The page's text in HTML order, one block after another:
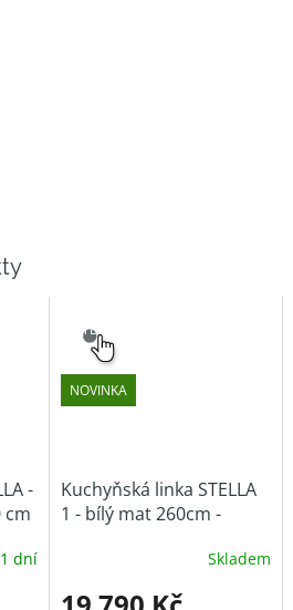
-
cm
dní
NOVINKA
VÝBĚR
Kuchyňská linka STELLA
1 - bílý mat 260cm -
Skladem